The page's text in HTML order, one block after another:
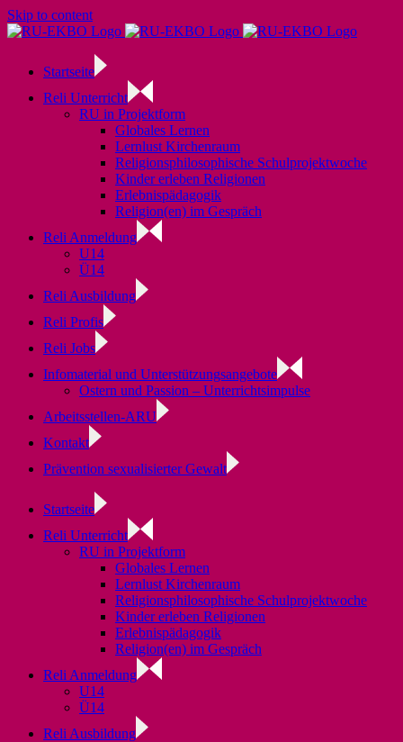
Skip to content
Startseite
Reli Unterricht
RU in Projektform
Globales Lernen
Lernlust Kirchenraum
Religionsphilosophische Schulprojektwoche
Kinder erleben Religionen
Erlebnispädagogik
Religion(en) im Gespräch
Reli Anmeldung
U14
Ü14
Reli Ausbildung
Reli Profis
Reli Jobs
Infomaterial und Unterstützungsangebote
Ostern und Passion – Unterrichtsimpulse
Arbeitsstellen-ARU
Kontakt
Prävention sexualisierter Gewalt
Startseite
Reli Unterricht
RU in Projektform
Globales Lernen
Lernlust Kirchenraum
Religionsphilosophische Schulprojektwoche
Kinder erleben Religionen
Erlebnispädagogik
Religion(en) im Gespräch
Reli Anmeldung
U14
Ü14
Reli Ausbildung